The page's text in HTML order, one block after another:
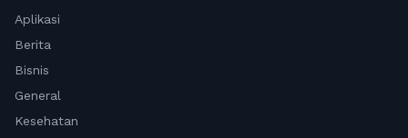
Aplikasi
Berita
Bisnis
General
Kesehatan